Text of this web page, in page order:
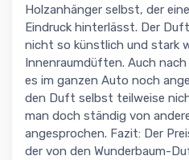
Holzanhänger selbst, der
Eindruck hinterlässt. Der
nicht so künstlich und stark
Innenraumdüften. Auch
es im ganzen Auto noch
den Duft selbst teilweise
man doch ständig von
angesprochen. Fazit: Der
der von den Wunderbaum-